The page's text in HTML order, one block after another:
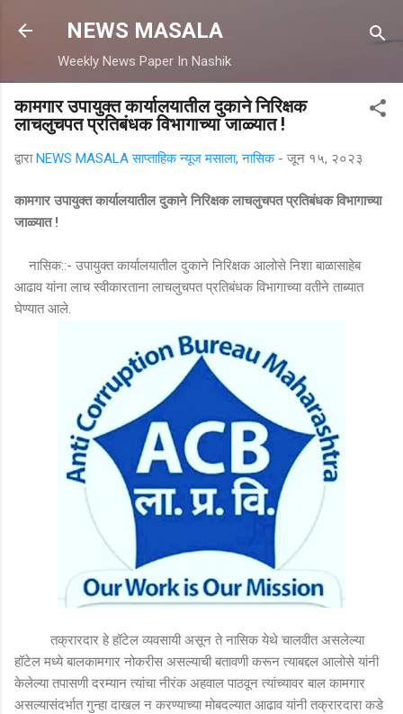
मुख्य सामग्रीवर वगळा
NEWS MASALA
Weekly News Paper In Nashik
कामगार उपायुक्त कार्यालयातील दुकाने निरिक्षक
लाचलुचपत प्रतिबंधक विभागाच्या जाळ्यात !
द्वाराNEWS MASALA साप्ताहिक न्यूज मसाला, नासिक - जून १५, २०२३
कामगार उपायुक्त कार्यालयातील दुकाने निरिक्षक लाचलुचपत प्रतिबंधक विभागाच्या
जाळ्यात !
नासिक::- उपायुक्त कार्यालयातील दुकाने निरिक्षक आलोसे निशा बाळासाहेब
आढाव यांना लाच स्वीकारताना लाचलुचपत प्रतिबंधक विभागाच्या वतीने ताब्यात
घेण्यात आले.
तक्रारदार हे हॉटेल व्यवसायी असून ते नासिक येथे चालवीत असलेल्या
हॉटेल मध्ये बालकामगार नोकरीस असल्याची बतावणी करून त्याबद्दल आलोसे यांनी
केलेल्या तपासणी दरम्यान त्यांचा नीरंक अहवाल पाठवून त्यांच्यावर बाल कामगार
असल्यासंदर्भात गुन्हा दाखल न करण्याच्या मोबदल्यात आढाव यांनी तक्रारदारा कडे